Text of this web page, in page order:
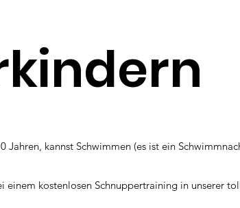
kannst Schwimmen (es ist ein
kostenlosen Schnuppertraining in unserer